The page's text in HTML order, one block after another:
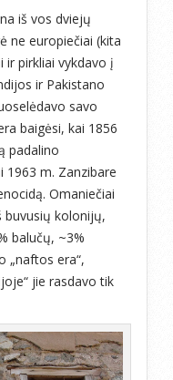
iš vos dviejų
ne europiečiai (kita
ir pirkliai vykdavo į
ir Pakistano
savo
baigėsi, kai 1856
padalino
1963 m. Zanzibare
Omaniečiai
buvusių kolonijų,
balučų, ~3%
„naftos era“,
jie rasdavo tik